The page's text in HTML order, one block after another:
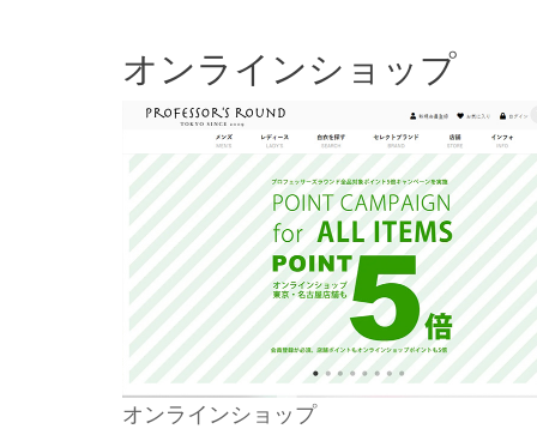
オンラインショップ
オンラインショップ